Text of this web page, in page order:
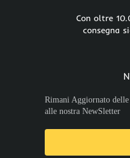
Con oltre
consegna
Rimani Aggiornato
alle nostra NewSletter